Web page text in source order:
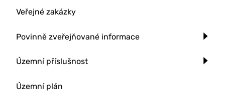
Veřejné zakázky
Povinně zveřejňované informace
Územní příslušnost
Územní plán